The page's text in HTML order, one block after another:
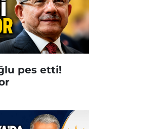
pes etti!